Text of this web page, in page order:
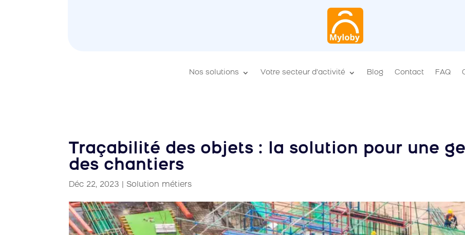
Nos solutions Votre secteur d’activité Blog Contact FAQ
Traçabilité des objets : la solution pour une
des chantiers
Déc 22, 2023 Solution métiers